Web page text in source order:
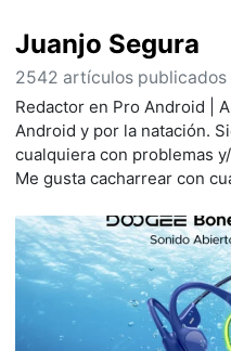
Juanjo Segura
2542 artículos publicados
Redactor en Pro Android |
Android y por la natación.
cualquiera con problemas
Me gusta cacharrear con